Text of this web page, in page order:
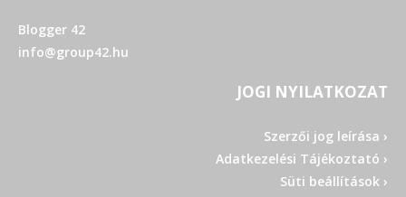
Blogger 42
info@group42.hu
JOGI NYILATKOZAT
Szerzői jog leírása ›
Adatkezelési Tájékoztató ›
Süti beállítások ›